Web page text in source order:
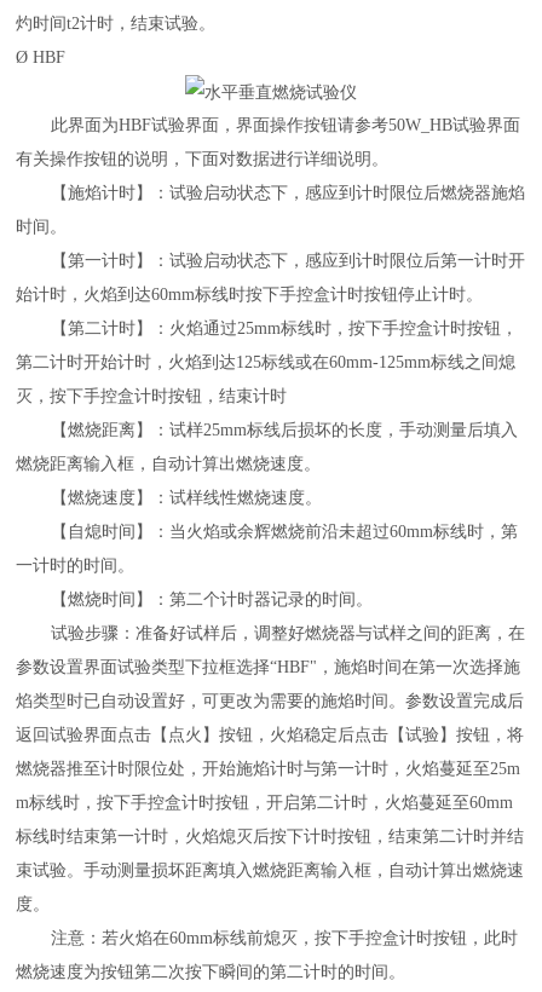
灼时间t2计时，结束试验。
ØHBF
此界面为HBF试验界面，界面操作按钮请参考50W_HB试验界面
有关操作按钮的说明，下面对数据进行详细说明。
【施焰计时】：试验启动状态下，感应到计时限位后燃烧器施焰
时间。
【第一计时】：试验启动状态下，感应到计时限位后第一计时开
始计时，火焰到达60mm标线时按下手控盒计时按钮停止计时。
【第二计时】：火焰通过25mm标线时，按下手控盒计时按钮，
第二计时开始计时，火焰到达125标线或在60mm-125mm标线之间熄
灭，按下手控盒计时按钮，结束计时
【燃烧距离】：试样25mm标线后损坏的长度，手动测量后填入
燃烧距离输入框，自动计算出燃烧速度。
【燃烧速度】：试样线性燃烧速度。
【自熄时间】：当火焰或余辉燃烧前沿未超过60mm标线时，第
一计时的时间。
【燃烧时间】：第二个计时器记录的时间。
试验步骤：准备好试样后，调整好燃烧器与试样之间的距离，在
参数设置界面试验类型下拉框选择“HBF"，施焰时间在第一次选择施
焰类型时已自动设置好，可更改为需要的施焰时间。参数设置完成后
返回试验界面点击【点火】按钮，火焰稳定后点击【试验】按钮，将
燃烧器推至计时限位处，开始施焰计时与第一计时，火焰蔓延至25m
m标线时，按下手控盒计时按钮，开启第二计时，火焰蔓延至60mm
标线时结束第一计时，火焰熄灭后按下计时按钮，结束第二计时并结
束试验。手动测量损坏距离填入燃烧距离输入框，自动计算出燃烧速
度。
注意：若火焰在60mm标线前熄灭，按下手控盒计时按钮，此时
燃烧速度为按钮第二次按下瞬间的第二计时的时间。